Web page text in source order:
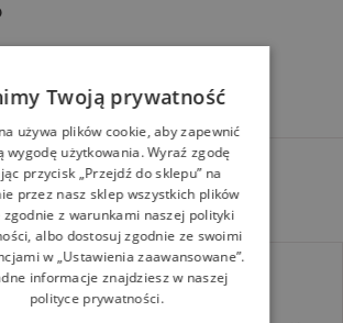
1000, OF 1010, KF
z kategorii
PROMOCJA
Twoją prywatność
używa plików cookie, aby zapewnić
wygodę użytkowania. Wyraź zgodę
przycisk „Przejdź do sklepu” na
przez nasz sklep wszystkich plików
zgodnie z warunkami naszej polityki
albo dostosuj zgodnie ze swoimi
w „Ustawienia zaawansowane”.
informacje znajdziesz w naszej
polityce prywatności.